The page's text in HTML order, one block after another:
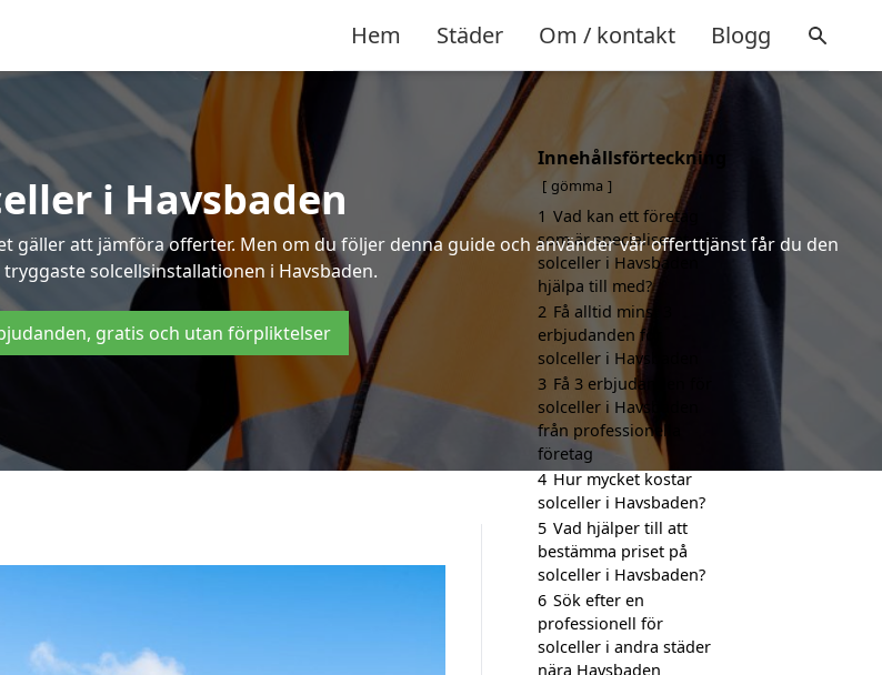
Hem Städer Om / kontakt Blogg
i Havsbaden
gäller att jämföra offerter. Men om du följer denna guide och använder vår offerttjänst får du den
solcellsinstallationen i Havsbaden.
gratis och utan förpliktelser
Innehållsförteckning
gömma
1 Vad kan ett företag
som är specialiserat på
solceller i Havsbaden
hjälpa till med?
2 Få alltid minst 3
erbjudanden för
solceller i Havsbaden
3 Få 3 erbjudanden för
solceller i Havsbaden
från professionella
företag
4 Hur mycket kostar
solceller i Havsbaden?
5 Vad hjälper till att
bestämma priset på
solceller i Havsbaden?
6 Sök efter en
professionell för
solceller i andra städer
nära Havsbaden